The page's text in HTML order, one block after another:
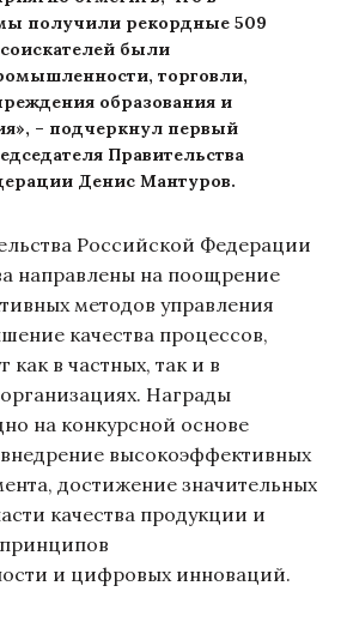
получили рекордные 509
были
торговли,
образования и
– подчеркнул первый
Правительства
Денис Мантуров.
Российской Федерации
направлены на поощрение
методов управления
качества процессов,
как в частных, так и в
Награды
на конкурсной основе
высокоэффективных
достижение значительных
качества продукции и
и цифровых инноваций.